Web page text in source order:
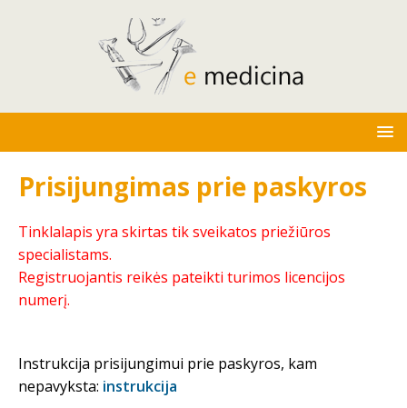
Prisijungimas prie paskyros
Tinklalapis yra skirtas tik sveikatos priežiūros
specialistams.
Registruojantis reikės pateikti turimos licencijos
numerį.
Instrukcija prisijungimui prie paskyros, kam
nepavyksta: instrukcija